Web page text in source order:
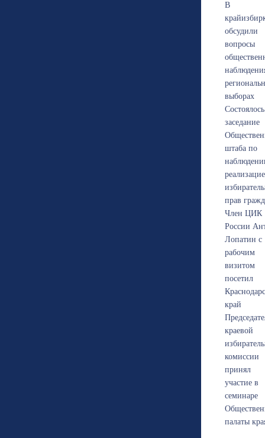
В
обсудили
вопросы
выборах
Состоялось
заседание
штаба по
прав
Член ЦИК
России
Лопатин с
рабочим
визитом
посетил
край
краевой
комиссии
принял
участие в
семинаре
палаты